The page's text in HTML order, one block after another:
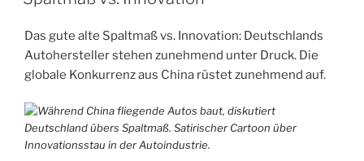
Das gute alte Spaltmaß vs. Innovation: Deutschlands
Autohersteller stehen zunehmend unter Druck. Die
globale Konkurrenz aus China rüstet zunehmend auf.